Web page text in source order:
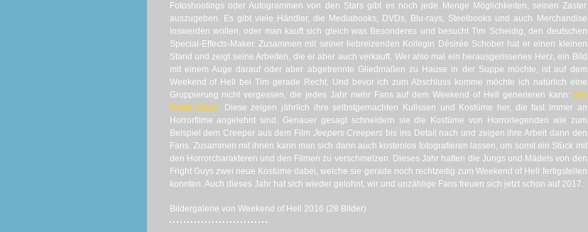
Fotoshootings oder Autogrammen von den Stars gibt es noch jede Menge Möglichkeiten, seinen Zaster
auszugeben. Es gibt viele Händler, die Mediabooks, DVDs, Blu-rays, Steelbooks und auch Merchandise
loswerden wollen, oder man kauft sich gleich was Besonderes und besucht Tim Scheidig, den deutschen
Special-Effects-Maker. Zusammen mit seiner liebreizenden Kollegin Désirée Schober hat er einen kleinen
Stand und zeigt seine Arbeiten, die er aber auch verkauft. Wer also mal ein herausgerissenes Herz, ein Bild
mit einem Auge darauf oder aber abgetrennte Gliedmaßen zu Hause in der Suppe möchte, ist auf dem
Weekend of Hell bei Tim gerade Recht. Und bevor ich zum Abschluss komme möchte ich natürlich eine
Gruppierung nicht vergessen, die jedes Jahr mehr Fans auf dem Weekend of Hell generieren kann: Die
Fright Guys. Diese zeigen jährlich ihre selbstgemachten Kulissen und Kostüme her, die fast immer an
Horrorfilme angelehnt sind. Genauer gesagt schneidern sie die Kostüme von Horrorlegenden wie zum
Beispiel dem Creeper aus dem Film Jeepers Creepers bis ins Detail nach und zeigen ihre Arbeit dann den
Fans. Zusammen mit ihnen kann man sich dann auch kostenlos fotografieren lassen, um somit ein Stück mit
den Horrorcharakteren und den Filmen zu verschmelzen. Dieses Jahr hatten die Jungs und Mädels von den
Fright Guys zwei neue Kostüme dabei, welche sie gerade noch rechtzeitig zum Weekend of Hell fertigstellen
konnten. Auch dieses Jahr hat sich wieder gelohnt, wir und unzählige Fans freuen sich jetzt schon auf 2017.
Bildergalerie von Weekend of Hell 2016 (28 Bilder)